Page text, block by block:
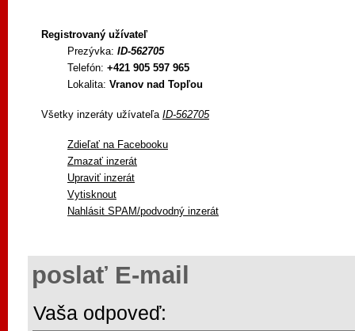
Registrovaný užívateľ
Prezývka: ID-562705
Telefón: +421 905 597 965
Lokalita: Vranov nad Topľou
Všetky inzeráty užívateľa ID-562705
Zdieľať na Facebooku
Zmazať inzerát
Upraviť inzerát
Vytisknout
Nahlásit SPAM/podvodný inzerát
poslať E-mail
Vaša odpoveď: